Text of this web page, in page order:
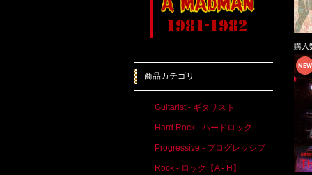
購入
商品カテゴリ
Guitarist - ギタリスト
Hard Rock - ハードロック
Progressive - プログレッシブ
Rock - ロック【A - H】